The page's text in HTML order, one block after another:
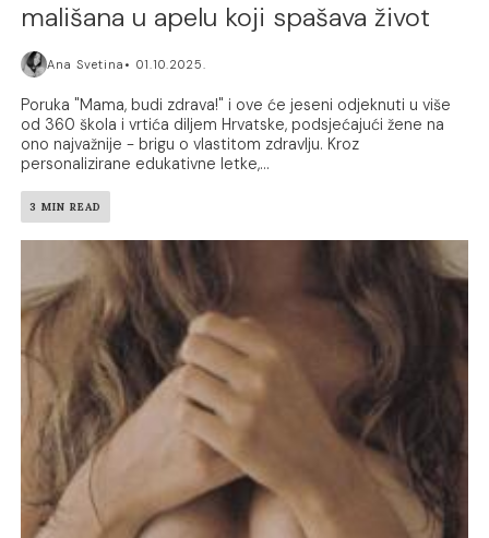
mališana u apelu koji spašava život
Ana Svetina 01.10.2025.
Poruka "Mama, budi zdrava!" i ove će jeseni odjeknuti u više
od 360 škola i vrtića diljem Hrvatske, podsjećajući žene na
ono najvažnije - brigu o vlastitom zdravlju. Kroz
personalizirane edukativne letke,...
3 MIN READ